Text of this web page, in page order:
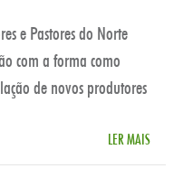
e Pastores do Norte
com a forma como
de novos produtores
LER MAIS